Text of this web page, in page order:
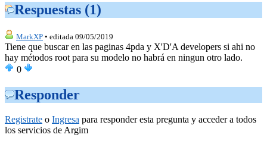
Respuestas (1)
MarkXP • editada 09/05/2019
Tiene que buscar en las paginas 4pda y X'D'A developers si ahi no
hay métodos root para su modelo no habrá en ningun otro lado.
0
Responder
Registrate o Ingresa para responder esta pregunta y acceder a todos
los servicios de Argim